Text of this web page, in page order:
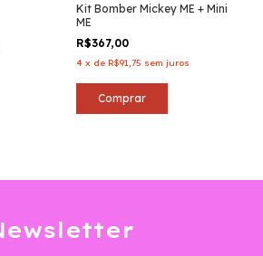
Kit Bomber Mickey ME + Mini
ME
R$367,00
4 x de R$91,75 sem juros
Comprar